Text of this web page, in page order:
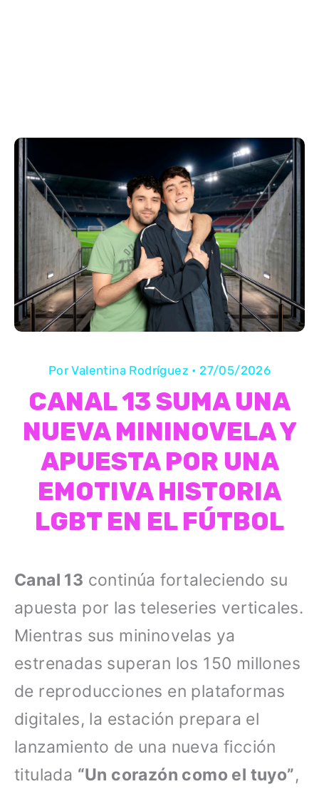
PorValentina Rodríguez • 27/05/2026
CANAL 13 SUMA UNA
NUEVA MININOVELA Y
APUESTA POR UNA
EMOTIVA HISTORIA
LGBT EN EL FÚTBOL
Canal 13 continúa fortaleciendo su
apuesta por las teleseries verticales.
Mientras sus mininovelas ya
estrenadas superan los 150 millones
de reproducciones en plataformas
digitales, la estación prepara el
lanzamiento de una nueva ficción
titulada “Un corazón como el tuyo”,